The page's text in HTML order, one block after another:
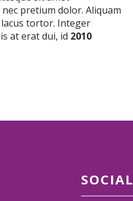
pretium dolor. Aliquam
tortor. Integer
at erat dui, id 2010
SOCIAL